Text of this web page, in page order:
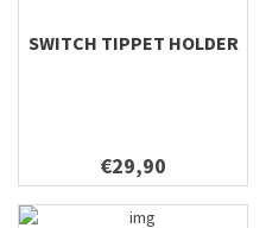
SWITCH TIPPET HOLDER
€29,90